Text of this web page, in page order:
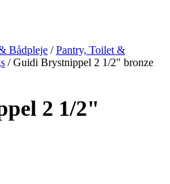
Bådpleje /Pantry, Toilet &
/ Guidi Brystnippel 2 1/2" bronze
2 1/2"